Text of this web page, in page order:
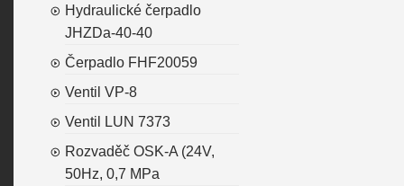
Hydraulické čerpadlo
JHZDa-40-40
Čerpadlo FHF20059
Ventil VP-8
Ventil LUN 7373
Rozvaděč OSK-A (24V,
50Hz, 0,7 MPa